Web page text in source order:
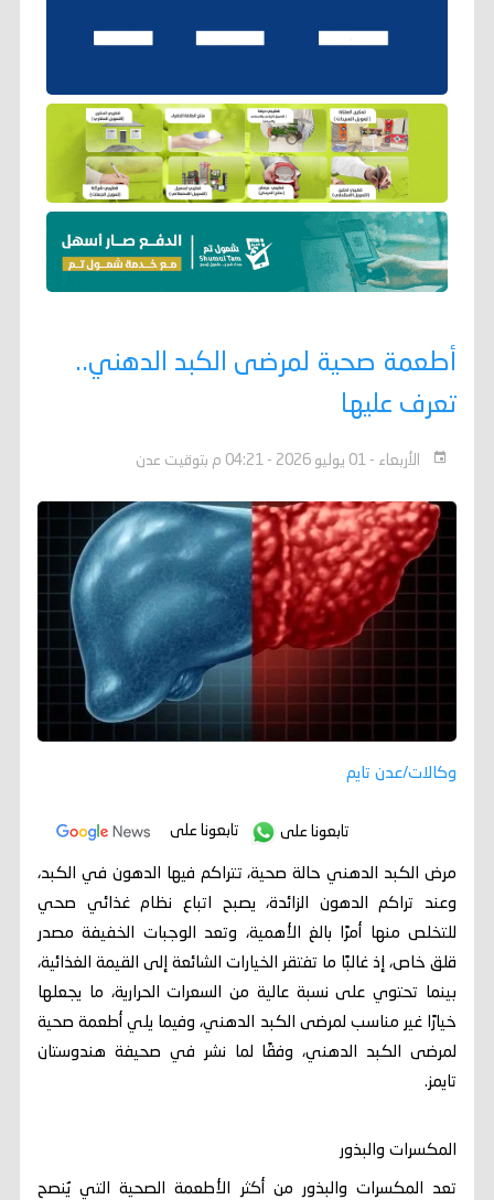
أطعمة صحية لمرضى الكبد الدهني..
تعرف عليها
الأربعاء - 01 يوليو 2026 - 04:21 م بتوقيت عدن
وكالات/عدن تايم
تابعونا على تابعونا على
مرض الكبد الدهني حالة صحية، تتراكم فيها الدهون في الكبد،
وعند تراكم الدهون الزائدة، يصبح اتباع نظام غذائي صحي
للتخلص منها أمرًا بالغ الأهمية، وتعد الوجبات الخفيفة مصدر
قلق خاص، إذ غالبًا ما تفتقر الخيارات الشائعة إلى القيمة الغذائية،
بينما تحتوي على نسبة عالية من السعرات الحرارية، ما يجعلها
خيارًا غير مناسب لمرضى الكبد الدهني، وفيما يلي أطعمة صحية
لمرضى الكبد الدهني، وفقًا لما نشر في صحيفة هندوستان
تايمز.
المكسرات والبذور
تعد المكسرات والبذور من أكثر الأطعمة الصحية التي يُنصح